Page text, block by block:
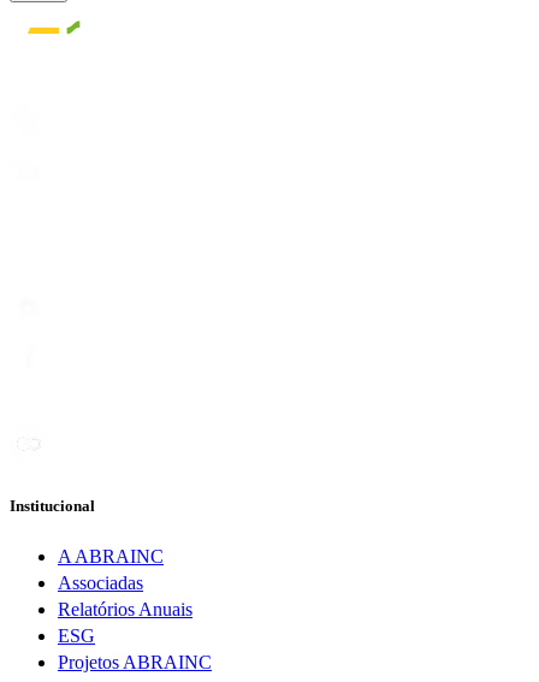
Institucional
A ABRAINC
Associadas
Relatórios Anuais
ESG
Projetos ABRAINC